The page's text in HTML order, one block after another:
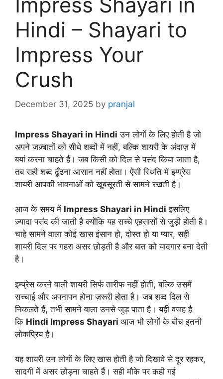
Hindi – Shayari to
Impress Your
Crush
December 31, 2025 by pranjal
Impress Shayari in Hindi उन लोगों के लिए होती है जो
अपने जज़्बातों को सीधे शब्दों में नहीं, बल्कि शायरी के अंदाज़ में
बयां करना चाहते हैं। जब किसी को दिल से पसंद किया जाता है,
तब सही शब्द ढूँढना आसान नहीं होता। ऐसी स्थिति में इम्प्रेस
शायरी आपकी भावनाओं को खूबसूरती से सामने रखती है।
आज के समय में Impress Shayari in Hindi इसलिए
ज़्यादा पसंद की जाती है क्योंकि यह सच्चे एहसासों से जुड़ी होती है।
चाहे सामने वाला कोई खास इंसान हो, दोस्त हो या प्यार, सही
शायरी दिल पर गहरा असर छोड़ती है और बात को यादगार बना देती
है।
इम्प्रेस करने वाली शायरी सिर्फ तारीफ नहीं होती, बल्कि उसमें
सच्चाई और अपनापन होना ज़रूरी होता है। जब शब्द दिल से
निकलते हैं, तभी सामने वाला उनसे जुड़ पाता है। यही वजह है
कि Hindi Impress Shayari आज भी लोगों के बीच इतनी
लोकप्रिय है।
यह शायरी उन लोगों के लिए खास होती है जो दिखावे से दूर रहकर,
सादगी में असर छोड़ना चाहते हैं। सही मौके पर कही गई